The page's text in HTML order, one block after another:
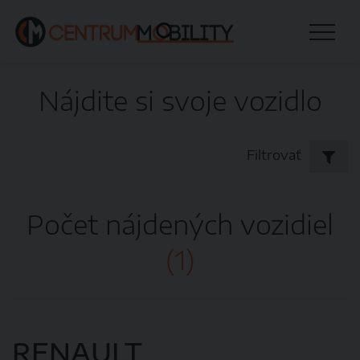
Nájdite si svoje vozidlo
Filtrovať
Počet nájdených vozidiel
(1)
RENAULT